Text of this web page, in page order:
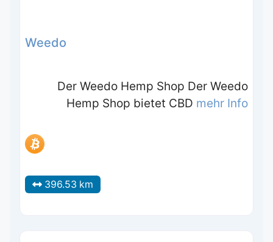
Weedo
Der Weedo Hemp Shop Der Weedo
Hemp Shop bietet CBD mehr Info
396.53 km